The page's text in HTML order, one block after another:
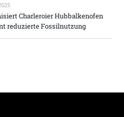
Charleroier Hubbalkenofen
reduzierte Fossilnutzung